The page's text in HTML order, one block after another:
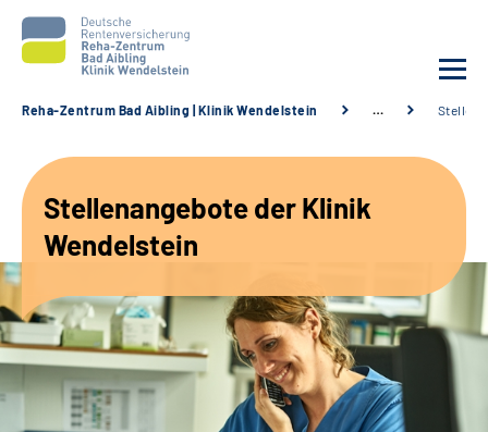
Unsere Angebote
Karriere
Sozialdienste & Zuweisende
Reha-Zentrum Bad Aibling | Klinik Wendelstein …
Stellenangebote der Klinik
Wendelstein